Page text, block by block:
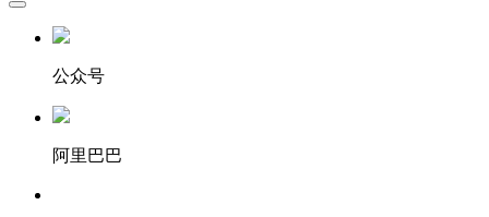
公众号
阿里巴巴